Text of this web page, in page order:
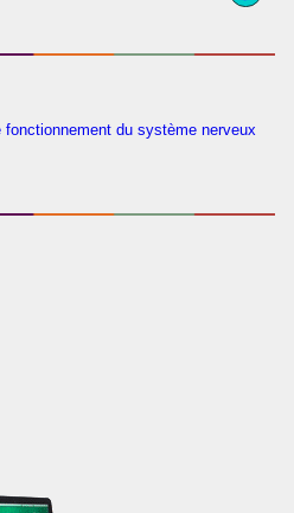
fonctionnement du système nerveux